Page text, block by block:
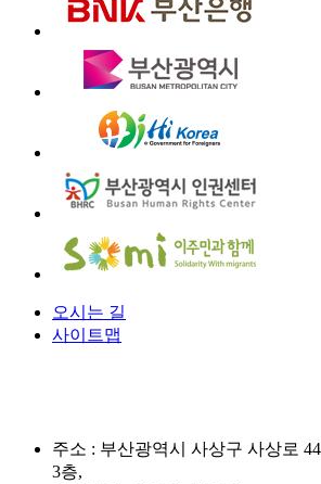
오시는 길
사이트맵
주소 : 부산광역시 사상구 사상로
3층,